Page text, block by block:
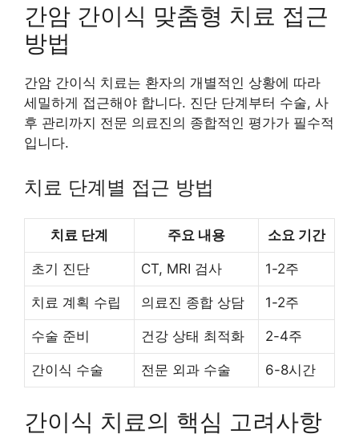
간암 간이식 맞춤형 치료 접근
방법
간암 간이식 치료는 환자의 개별적인 상황에 따라
세밀하게 접근해야 합니다. 진단 단계부터 수술, 사
후 관리까지 전문 의료진의 종합적인 평가가 필수적
입니다.
치료 단계별 접근 방법
치료 단계 주요 내용 소요 기간
초기 진단 CT, MRI 검사 1-2주
치료 계획 수립 의료진 종합 상담 1-2주
수술 준비 건강 상태 최적화 2-4주
간이식 수술 전문 외과 수술 6-8시간
간이식 치료의 핵심 고려사항